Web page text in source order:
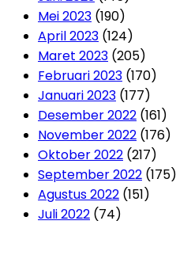
Mei 2023 (190)
April 2023 (124)
Maret 2023 (205)
Februari 2023 (170)
Januari 2023 (177)
Desember 2022 (161)
November 2022 (176)
Oktober 2022 (217)
September 2022 (175)
Agustus 2022 (151)
Juli 2022 (74)